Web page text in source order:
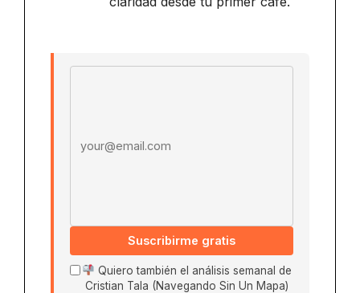
Suscribirme gratis
Quiero también el análisis semanal de
Cristian Tala (Navegando Sin Un Mapa)